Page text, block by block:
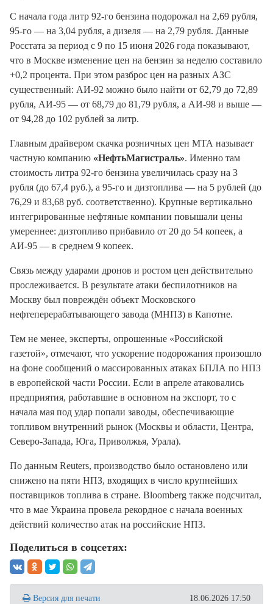
С начала года литр 92-го бензина подорожал на 2,69 рубля,
95-го — на 3,04 рубля, а дизеля — на 2,79 рубля. Данные
Росстата за период с 9 по 15 июня 2026 года показывают,
что в Москве изменение цен на бензин за неделю составило
+0,2 процента. При этом разброс цен на разных АЗС
существенный: АИ-92 можно было найти от 62,79 до 72,89
рубля, АИ-95 — от 68,79 до 81,79 рубля, а АИ-98 и выше —
от 94,28 до 102 рублей за литр.
Главным драйвером скачка розничных цен МТА называет
частную компанию «НефтьМагистраль». Именно там
стоимость литра 92-го бензина увеличилась сразу на 3
рубля (до 67,4 руб.), а 95-го и дизтоплива — на 5 рублей (до
76,29 и 83,68 руб. соответственно). Крупные вертикально
интегрированные нефтяные компании повышали цены
умереннее: дизтопливо прибавило от 20 до 54 копеек, а
АИ-95 — в среднем 9 копеек.
Связь между ударами дронов и ростом цен действительно
прослеживается. В результате атаки беспилотников на
Москву был повреждён объект Московского
нефтеперерабатывающего завода (МНПЗ) в Капотне.
Тем не менее, эксперты, опрошенные «Российской
газетой», отмечают, что ускорение подорожания произошло
на фоне сообщений о массированных атаках БПЛА по НПЗ
в европейской части России. Если в апреле атаковались
предприятия, работавшие в основном на экспорт, то с
начала мая под удар попали заводы, обеспечивающие
топливом внутренний рынок (Москвы и области, Центра,
Северо-Запада, Юга, Приволжья, Урала).
По данным Reuters, производство было остановлено или
снижено на пяти НПЗ, входящих в число крупнейших
поставщиков топлива в стране. Bloomberg также подсчитал,
что в мае Украина провела рекордное с начала военных
действий количество атак на российские НПЗ.
Поделиться в соцсетях:
Версия для печати 18.06.2026 17:50